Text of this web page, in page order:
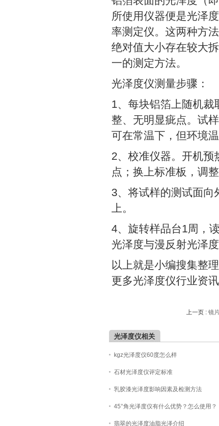
所使用仪器便是光泽
率测定仪。这两种方
绝对值大小存在较大
一的测定方法。
光泽度仪测量步骤：
1、每块铝箔上随机裁
整、无明显疵点。试
可在常温下，但环境
2、校准仪器。开机预
点；换上标准板，调
3、将试样的测试面
上。
4、旋转样品台1周，
光泽度与漫反射光泽
以上就是小编搜集整
更多光泽度仪行业资
上一页 : 镜
光泽度仪相关
kgz光泽度仪60度怎么样
石材光泽度仪评定标准
乳胶漆光泽度影响因素及检测方法
45°角光泽度仪有什么优势？怎么使用？
翡翠的光泽度油脂光泽介绍